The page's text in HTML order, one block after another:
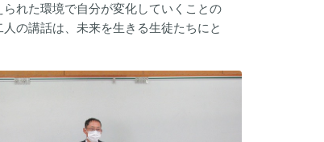
れた環境で自分が変化していくことの
の講話は、未来を生きる生徒たちにと